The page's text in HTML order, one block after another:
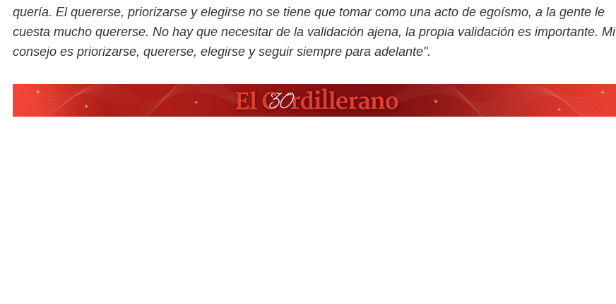
quería. El quererse, priorizarse y elegirse no se tiene que tomar como una acto de egoísmo, a la gente le
cuesta mucho quererse. No hay que necesitar de la validación ajena, la propia validación es importante. Mi
consejo es priorizarse, quererse, elegirse y seguir siempre para adelante".